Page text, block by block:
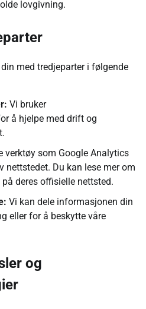
lovgivning.
med tredjeparter i følgende
Vi bruker
å hjelpe med drift og
verktøy som Google Analytics
nettstedet. Du kan lese mer om
deres offisielle nettsted.
Vi kan dele informasjonen din
eller for å beskytte våre
og